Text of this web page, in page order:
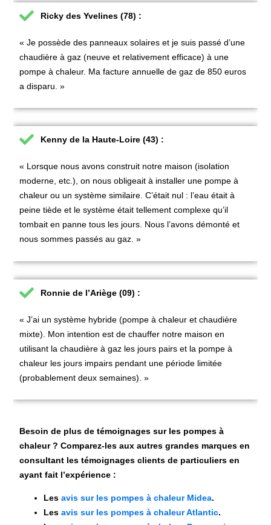
Ricky des Yvelines (78) :
« Je possède des panneaux solaires et je suis passé d’une
chaudière à gaz (neuve et relativement efficace) à une
pompe à chaleur. Ma facture annuelle de gaz de 850 euros
a disparu. »
Kenny de la Haute-Loire (43) :
« Lorsque nous avons construit notre maison (isolation
moderne, etc.), on nous obligeait à installer une pompe à
chaleur ou un système similaire. C’était nul : l’eau était à
peine tiède et le système était tellement complexe qu’il
tombait en panne tous les jours. Nous l’avons démonté et
nous sommes passés au gaz. »
Ronnie de l’Ariège (09) :
« J’ai un système hybride (pompe à chaleur et chaudière
mixte). Mon intention est de chauffer notre maison en
utilisant la chaudière à gaz les jours pairs et la pompe à
chaleur les jours impairs pendant une période limitée
(probablement deux semaines). »
Besoin de plus de témoignages sur les pompes à
chaleur ? Comparez-les aux autres grandes marques en
consultant les témoignages clients de particuliers en
ayant fait l’expérience :
Lesavis sur les pompes à chaleur Midea.
Lesavis sur les pompes à chaleur Atlantic.